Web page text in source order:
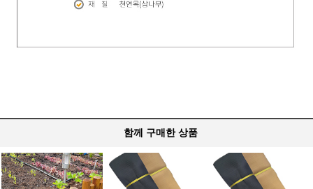
함께 구매한 상품